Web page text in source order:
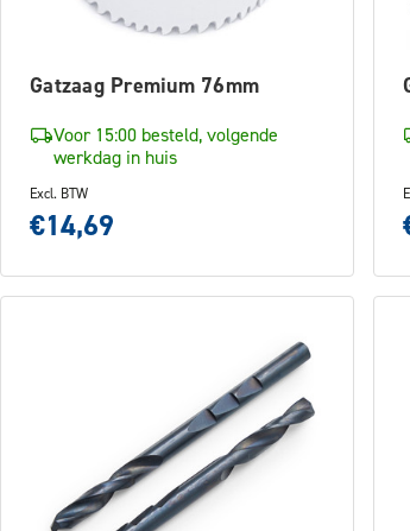
Gatzaag Premium 76mm
Voor 15:00 besteld, volgende
werkdag in huis
Excl. BTW
€14,69